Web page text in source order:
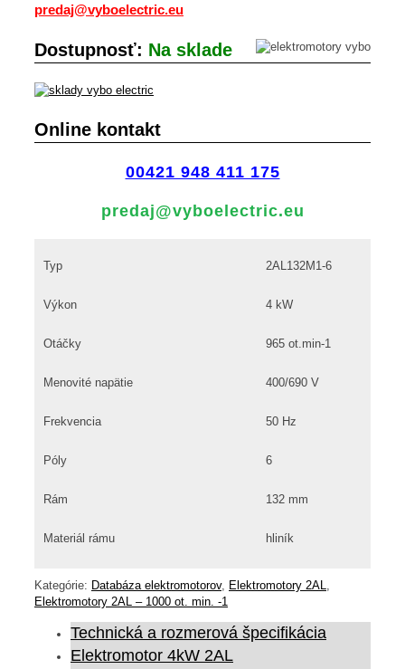
predaj@vyboelectric.eu
Dostupnosť: Na sklade
Online kontakt
00421 948 411 175
predaj@vyboelectric.eu
Typ 2AL132M1-6
Výkon 4 kW
Otáčky 965 ot.min-1
Menovité napätie 400/690 V
Frekvencia 50 Hz
Póly 6
Rám 132 mm
Materiál rámu hliník
Kategórie: Databáza elektromotorov, Elektromotory 2AL,
Elektromotory 2AL – 1000 ot. min. -1
Technická a rozmerová špecifikácia
Elektromotor 4kW 2AL